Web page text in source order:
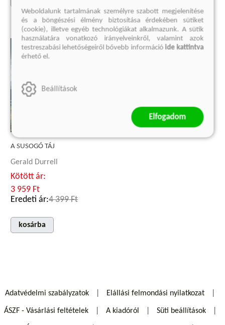
A SUSOGÓ TÁJ
Gerald Durrell
Kötött ár:
3 959 Ft
Eredeti ár:4 399 Ft
kosárba
Adatvédelmi szabályzatok Elállási felmondási nyilatkozat
ÁSZF - Vásárlási feltételek A kiadóról Süti beállítások
Weboldalunk tartalmának személyre szabott megjelenítése
és a böngészési élmény biztosítása érdekében sütiket
(cookie), illetve egyéb technológiákat alkalmazunk. A sütik
használatára vonatkozó irányelveinkről, valamint azok
testreszabási lehetőségeiről bővebb információ ide kattintva
érhető el.
Beállítások
Elfogadom